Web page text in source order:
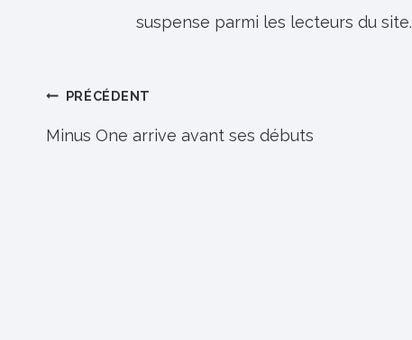
suspense parmi les lecteurs du site.
Navigation
de
PRÉCÉDENT
Minus One arrive avant ses débuts